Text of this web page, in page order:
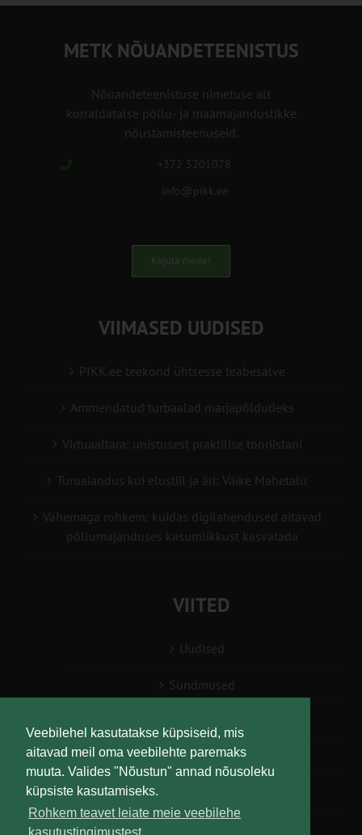
Veebilehel kasutatakse küpsiseid, mis
aitavad meil oma veebilehte paremaks
muuta. Valides "Nõustun" annad nõusoleku
küpsiste kasutamiseks.
Rohkem teavet leiate meie veebilehe
METK NÕUANDETEENISTUS
Nõuandeteenistuse nimetuse alt
korraldatalse põllu- ja maamajanduslikke
nõustamisteenuseid.
+372 5201078
info@pikk.ee
Kirjuta meile!
VIIMASED UUDISED
PIKK.ee teekond ühtsesse teabesalve
Ammendatud turbaalad marjapõldudeks
Virtuaaltara: unistusest praktilise tööriistani
Turuaiandus kui elustiil ja äri: Väike Mahetalu
Vähemaga rohkem: kuidas digilahendused aitavad
põllumajanduses kasumlikkust kasvatada
VIITED
Uudised
Sündmused
Teabesalv
Liitu uudiskirjaga